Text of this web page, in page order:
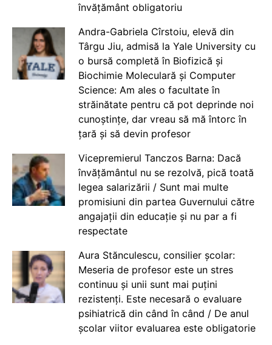
învățământ obligatoriu
Andra-Gabriela Cîrstoiu, elevă din
Târgu Jiu, admisă la Yale University cu
o bursă completă în Biofizică și
Biochimie Moleculară și Computer
Science: Am ales o facultate în
străinătate pentru că pot deprinde noi
cunoștințe, dar vreau să mă întorc în
țară și să devin profesor
Vicepremierul Tanczos Barna: Dacă
învățământul nu se rezolvă, pică toată
legea salarizării / Sunt mai multe
promisiuni din partea Guvernului către
angajații din educație și nu par a fi
respectate
Aura Stănculescu, consilier școlar:
Meseria de profesor este un stres
continuu și unii sunt mai puțini
rezistenți. Este necesară o evaluare
psihiatrică din când în când / De anul
școlar viitor evaluarea este obligatorie